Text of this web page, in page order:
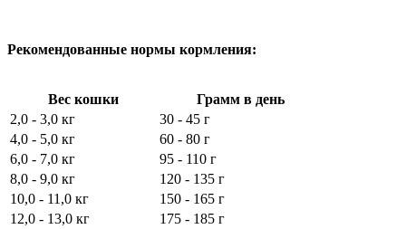
Рекомендованные нормы кормления:
Вес кошки
Грамм в день
2,0 - 3,0 кг
30 - 45 г
4,0 - 5,0 кг
60 - 80 г
6,0 - 7,0 кг
95 - 110 г
8,0 - 9,0 кг
120 - 135 г
10,0 - 11,0 кг
150 - 165 г
12,0 - 13,0 кг
175 - 185 г